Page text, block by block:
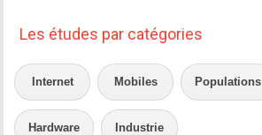
Les études par catégories
Internet Mobiles Populations
Hardware Industrie